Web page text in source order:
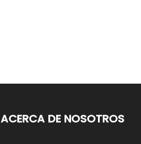
ACERCA DE NOSOTROS